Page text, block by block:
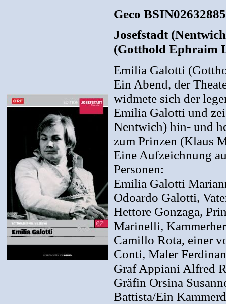
Geco
Josefstadt
(Gotthold Ephraim
Emilia Galotti
Ein Abend, der
widmete sich der
Emilia Galotti und
Nentwich) hin- und
zum Prinzen (Klaus
Eine Aufzeichnung
Personen:
Emilia Galotti
Odoardo Galotti,
Hettore Gonzaga,
Marinelli,
Camillo Rota, einer
Conti, Maler
Graf Appiani Alfred
Gräfin Orsina
Battista/Ein